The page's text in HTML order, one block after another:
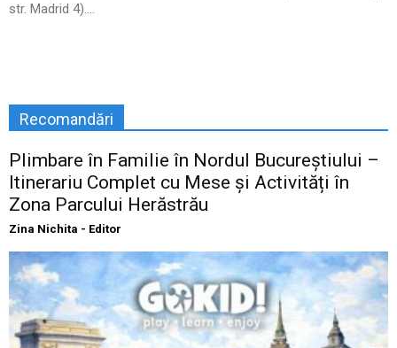
str. Madrid 4)....
Recomandări
Plimbare în Familie în Nordul Bucureștiului –
Itinerariu Complet cu Mese și Activități în
Zona Parcului Herăstrău
Zina Nichita - Editor